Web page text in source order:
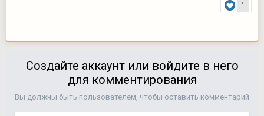
1
Создайте аккаунт или войдите в него
для комментирования
Вы должны быть пользователем, чтобы оставить комментарий